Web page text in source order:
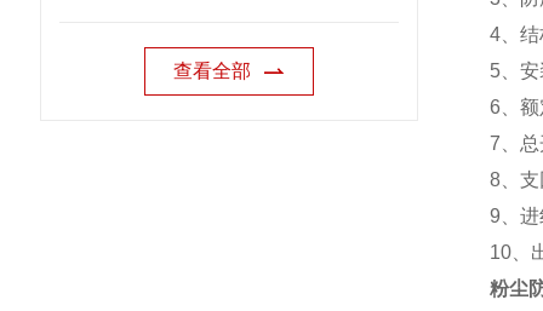
查看全部
4、
5、
6、
7、
8、
9、进
10、
粉尘